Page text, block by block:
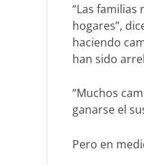
“Las
hogares”,
haciendo
han sido
“Muchos
ganarse el
Pero en